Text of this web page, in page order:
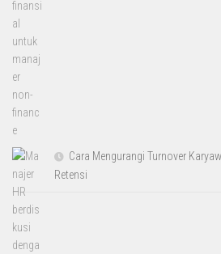
Cara Mengurangi Turnover
Retensi